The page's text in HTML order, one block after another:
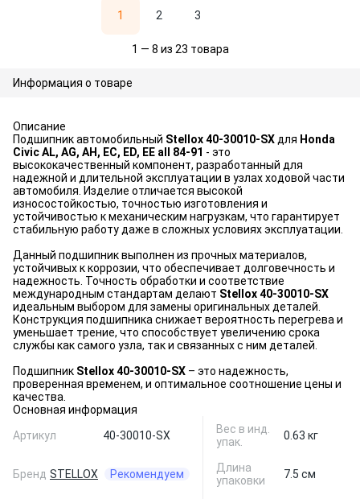
1 2 3
1 — 8 из 23 товара
Информация о товаре
Описание
Подшипник автомобильный Stellox 40-30010-SX для Honda
Civic AL, AG, AH, EC, ED, EE all 84-91 - это
высококачественный компонент, разработанный для
надежной и длительной эксплуатации в узлах ходовой части
автомобиля. Изделие отличается высокой
износостойкостью, точностью изготовления и
устойчивостью к механическим нагрузкам, что гарантирует
стабильную работу даже в сложных условиях эксплуатации.
Данный подшипник выполнен из прочных материалов,
устойчивых к коррозии, что обеспечивает долговечность и
надежность. Точность обработки и соответствие
международным стандартам делают Stellox 40-30010-SX
идеальным выбором для замены оригинальных деталей.
Конструкция подшипника снижает вероятность перегрева и
уменьшает трение, что способствует увеличению срока
службы как самого узла, так и связанных с ним деталей.
Подшипник Stellox 40-30010-SX – это надежность,
проверенная временем, и оптимальное соотношение цены и
качества.
Основная информация
Артикул
40-30010-SX
Бренд STELLOX Рекомендуем
Вес в инд.
упак.
0.63 кг
Длина
упаковки
7.5 см